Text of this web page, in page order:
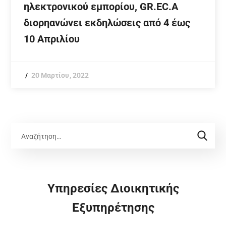
ηλεκτρονικού εμπορίου, GR.EC.A
διορηανώνει εκδηλώσεις από 4 έως
10 Απριλίου
20 Μαρτίου, 2022
Υπηρεσίες Διοικητικής
Εξυπηρέτησης